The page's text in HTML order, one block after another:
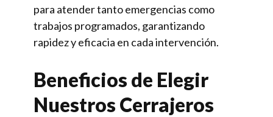
para atender tanto emergencias como
trabajos programados, garantizando
rapidez y eficacia en cada intervención.
Beneficios de Elegir
Nuestros Cerrajeros